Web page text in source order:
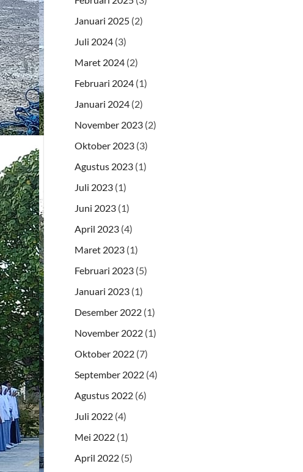
Januari 2025 (2)
Juli 2024 (3)
Maret 2024 (2)
Februari 2024 (1)
Januari 2024 (2)
November 2023 (2)
Oktober 2023 (3)
Agustus 2023 (1)
Juli 2023 (1)
Juni 2023 (1)
April 2023 (4)
Maret 2023 (1)
Februari 2023 (5)
Januari 2023 (1)
Desember 2022 (1)
November 2022 (1)
Oktober 2022 (7)
September 2022 (4)
Agustus 2022 (6)
Juli 2022 (4)
Mei 2022 (1)
April 2022 (5)